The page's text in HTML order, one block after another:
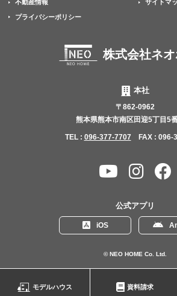
モデルハウス 資料請求
不動産情報 サイトマ
プライバシーポリシー
株式会社ネ
本社
〒862-0962
熊本県熊本市南区田迎5丁目5
TEL : 096-377-7707 FAX : 096-
YouTube
ン
ネ
ル
公式アプリ
iOS
© NEO HOME Co. Ltd.